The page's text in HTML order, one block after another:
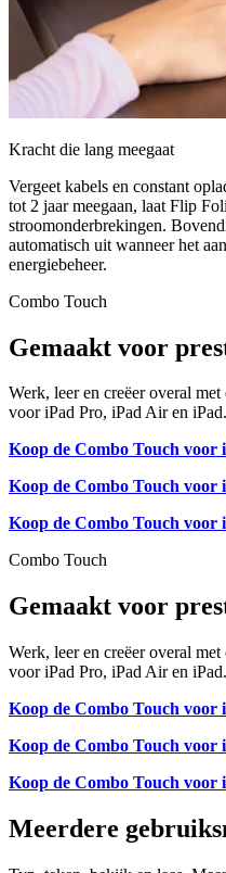
Kracht die lang meegaat
Vergeet kabels en constant
tot 2 jaar meegaan, laat Flip
stroomonderbrekingen.
automatisch uit wanneer het
energiebeheer.
Combo Touch
Gemaakt voor
Werk, leer en creëer overal met
voor iPad Pro, iPad Air en iPad.
Koop de Combo Touch voor
Koop de Combo Touch voor
Koop de Combo Touch voor
Combo Touch
Gemaakt voor
Werk, leer en creëer overal met
voor iPad Pro, iPad Air en iPad.
Koop de Combo Touch voor
Koop de Combo Touch voor
Koop de Combo Touch voor
Meerdere